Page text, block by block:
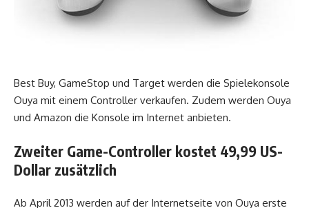
Best Buy, GameStop und Target werden die Spielekonsole
Ouya mit einem Controller verkaufen. Zudem werden Ouya
und Amazon die Konsole im Internet anbieten.
Zweiter Game-Controller kostet 49,99 US-
Dollar zusätzlich
Ab April 2013 werden auf der Internetseite von Ouya erste